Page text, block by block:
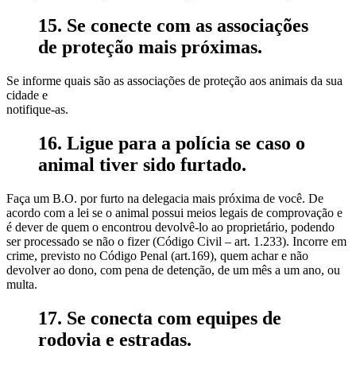
15. Se conecte com as associações
de proteção mais próximas.
Se informe quais são as associações de proteção aos animais da sua
cidade e
notifique-as.
16. Ligue para a polícia se caso o
animal tiver sido furtado.
Faça um B.O. por furto na delegacia mais próxima de você. De
acordo com a lei se o animal possui meios legais de comprovação e
é dever de quem o encontrou devolvê-lo ao proprietário, podendo
ser processado se não o fizer (Código Civil – art. 1.233). Incorre em
crime, previsto no Código Penal (art.169), quem achar e não
devolver ao dono, com pena de detenção, de um mês a um ano, ou
multa.
17. Se conecta com equipes de
rodovia e estradas.